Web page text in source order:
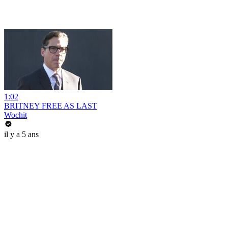
1:02
BRITNEY FREE AS LAST
Wochit
il y a 5 ans